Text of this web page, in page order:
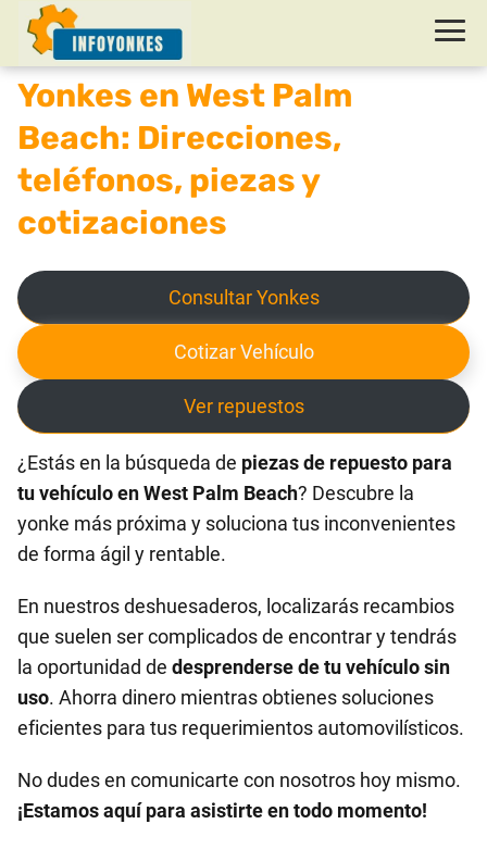
Yonkes en West Palm
Beach: Direcciones,
teléfonos, piezas y
cotizaciones
Consultar Yonkes
Cotizar Vehículo
Ver repuestos
¿Estás en la búsqueda de piezas de repuesto para
tu vehículo en West Palm Beach? Descubre la
yonke más próxima y soluciona tus inconvenientes
de forma ágil y rentable.
En nuestros deshuesaderos, localizarás recambios
que suelen ser complicados de encontrar y tendrás
la oportunidad de desprenderse de tu vehículo sin
uso. Ahorra dinero mientras obtienes soluciones
eficientes para tus requerimientos automovilísticos.
No dudes en comunicarte con nosotros hoy mismo.
¡Estamos aquí para asistirte en todo momento!